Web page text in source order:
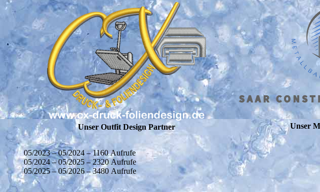
Unser Outfit Design Partner Unser
05/2023 – 05/2024 – 1160 Aufrufe
05/2024 – 05/2025 – 2320 Aufrufe
05/2025 – 05/2026 – 3480 Aufrufe